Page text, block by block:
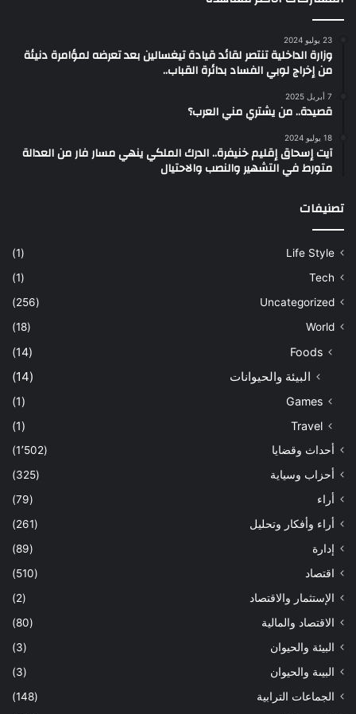
23 يوليو 2024
وزارة الداخلية تنتصر لقائد قيادة تيغسالين بعد تعرضه لمؤامرة دنيئة
من إخراج لوبي الفساد بدائرة القباب..
7 أبريل 2025
قصيدة.. من يشتري مني العرب؟
18 يوليو 2024
آيت إسحاق إقليم خنيفرة.. الدرك الملكي ينهي مسار فار من العدالة
متورط في التشهير والنصب والاحتيال
تصنيفات
Life Style
(1)
Tech
(1)
Uncategorized
(256)
World
(18)
Foods
(14)
البيئة والحيوانات (14)
Games
(1)
Travel
(1)
أحداث وقضايا
(1٬502)
أحزاب وسياية
(325)
أراء
(79)
أراء وأفكار وتحليل
(261)
إدارة
(89)
اقتصاد
(510)
الإستثمار والاقتصاد
(2)
الاقتصاد والمالية
(80)
البيئة والحيوان
(3)
البيىة والحيوان
(3)
الجماعات الترابية
(148)